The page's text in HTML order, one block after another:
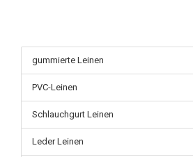
gummierte Leinen
PVC-Leinen
Schlauchgurt Leinen
Leder Leinen